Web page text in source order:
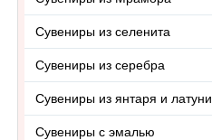
Сувениры из селенита
Сувениры из серебра
Сувениры из янтаря и латуни
Сувениры с эмалью